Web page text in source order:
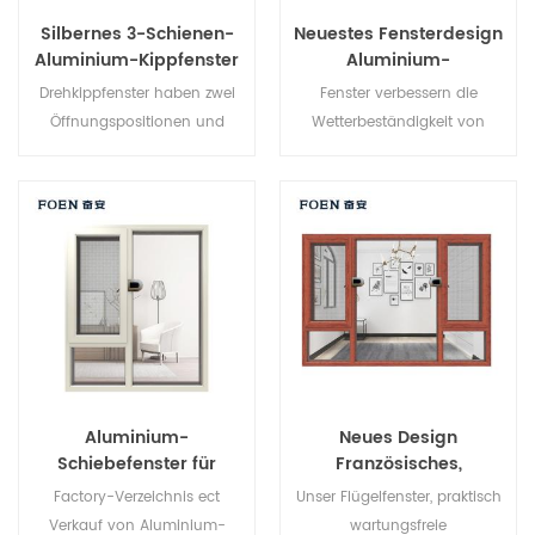
Fensterstabilität.
Silbernes 3-Schienen-
Aluminium-Kippfenster
Drehkippfenster haben zwei
Öffnungspositionen und
werden. Die Flügelöffnung
ermöglicht maximale
Reinigung, die Kippöffnung
ermöglicht den Luftdurchlass
bei schlechtem Wetter.
Neuestes Fensterdesign
Aluminium-
Flügelfenster
Fenster verbessern die
Wetterbeständigkeit von
Sprühverfahren,
elektrostatisches
Pulversprühverfahren auf der
Aluminiumoberfläche,
Umweltschutz, Gesundheit,
angenehme Haptik, Erhöhung
Säurebeständigkeit von
Aluminium,
Wetterbeständigkeit gegen
Verblassen.
Aluminium-
Schiebefenster für
Balkon
Factory-Verzeichnis ect
Verkauf von Aluminium-
Neues Design
Französisches,
günstiges Eckfenster
aus Aluminium
Unser Flügelfenster, praktisch
wartungsfreie